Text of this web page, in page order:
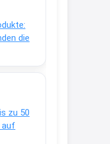
die
zu 50
auf
coupons/...
/
Grad /siehe